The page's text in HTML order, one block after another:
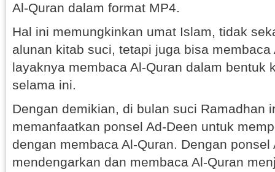
Al-Quran dalam format MP4.
Hal ini memungkinkan umat Islam, tidak
alunan kitab suci, tetapi juga bisa membaca
layaknya membaca Al-Quran dalam bentuk
selama ini.
Dengan demikian, di bulan suci Ramadhan
memanfaatkan ponsel Ad-Deen untuk
dengan membaca Al-Quran. Dengan ponsel
mendengarkan dan membaca Al-Quran